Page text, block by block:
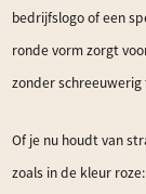
bedrijfslogo of een
ronde vorm zorgt
zonder schreeuwerig
Of je nu houdt van
zoals in de kleur